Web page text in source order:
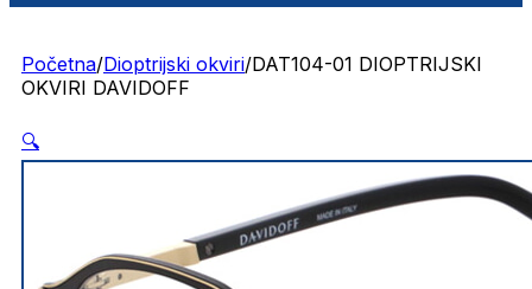
Početna/Dioptrijski okviri/DAT104-01 DIOPTRIJSKI
OKVIRI DAVIDOFF
🔍